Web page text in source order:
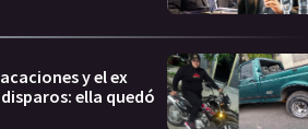
y el ex
ella quedó